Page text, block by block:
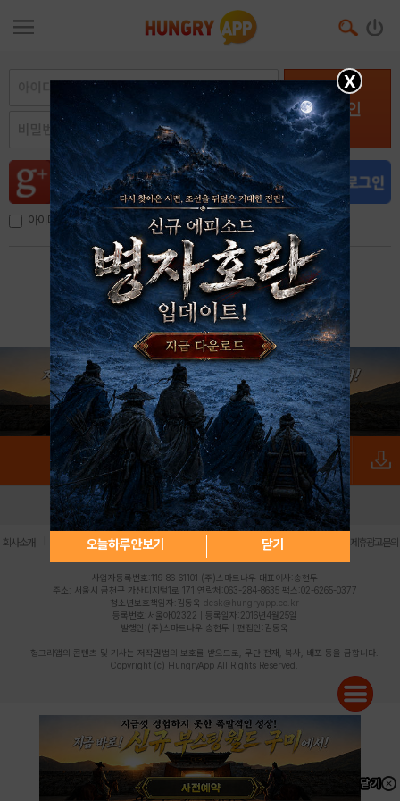
로그인
아이디, 이메일 저장
아이디 / 비밀번호 찾기 회원가입
X
오늘하루 안보기 닫기
로그인 PC버전 전체앱
회사소개 | 개인정보 처리방침 불법촬영물 신고센터 제휴광고문의
사업자등록번호:119-86-61101 (주)스마트나우 대표이사:송현두
주소: 서울시 금천구 가산디지털1로 171 연락처:063-284-8635 팩스:02-6265-0377
청소년보호책임자:김동욱 desk@hungryapp.co.kr
등록번호:서울아02322 | 등록일자:2016년4월25일
발행인:(주)스마트나우 송현두 | 편집인:김동욱
헝그리앱의 콘텐츠 및 기사는 저작권법의 보호를 받으므로, 무단 전재, 복사, 배포 등을 금합니다.
Copyright (c) HungryApp All Rights Reserved.